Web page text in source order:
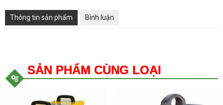
Thông tin sản phẩm Bình luận
SẢN PHẨM CÙNG LOẠI